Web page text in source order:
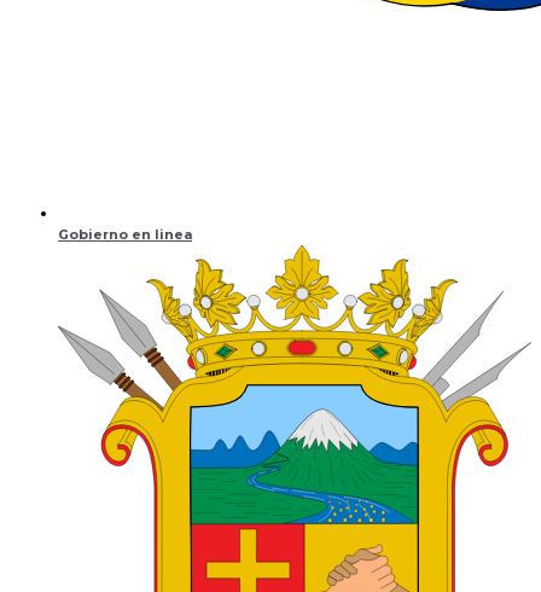
Gobierno en linea